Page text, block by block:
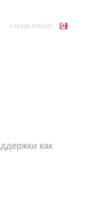
I speak english
как